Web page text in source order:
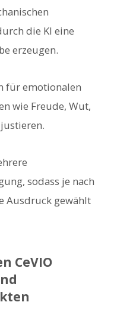
die KI eine
erzeugen.
für emotionalen
wie Freude, Wut,
sodass je nach
Ausdruck gewählt
CeVIO